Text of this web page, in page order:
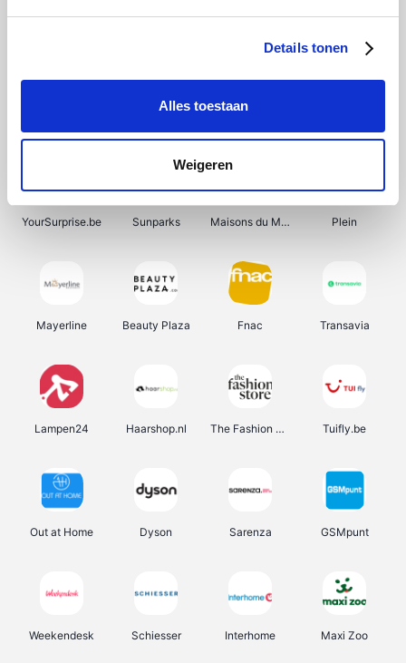
Details tonen
Alles toestaan
Weigeren
Bergfreunde Shein Pazzox Manutan
YourSurprise.be Sunparks Maisons du Monde Plein
Mayerline Beauty Plaza Fnac Transavia
Lampen24 Haarshop.nl The Fashion Store Tuifly.be
Out at Home Dyson Sarenza GSMpunt
Weekendesk Schiesser Interhome Maxi Zoo